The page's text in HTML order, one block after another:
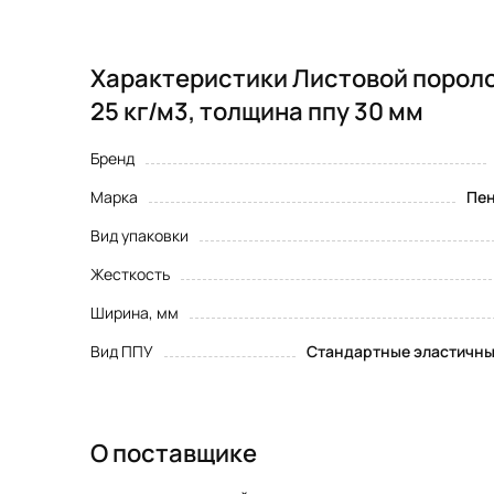
Характеристики Листовой
25 кг/м3, толщина ппу 30 мм
Бренд
Марка
Вид упаковки
Жесткость
Ширина, мм
Вид ППУ
Стандартные
О поставщике